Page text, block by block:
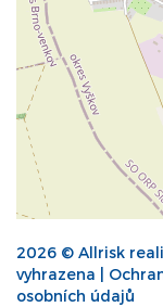
2026 © Allrisk
vyhrazena |
osobních údajů